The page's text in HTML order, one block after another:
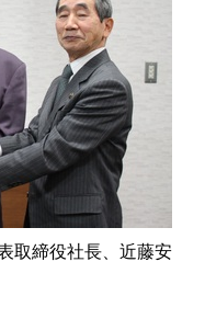
取締役社長、近藤安